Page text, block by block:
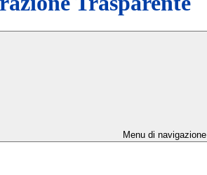
Menu di navigazione